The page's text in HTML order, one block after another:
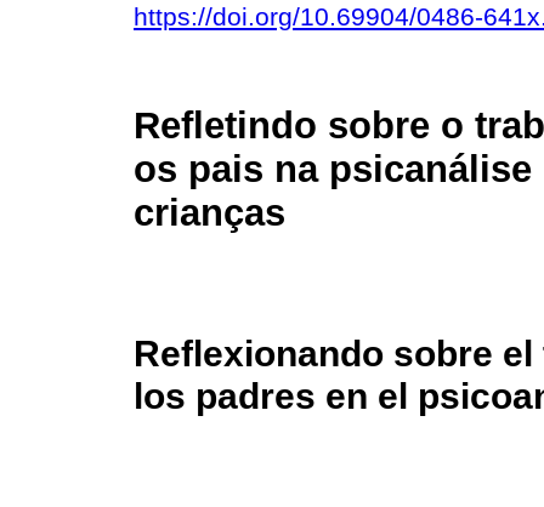
https://doi.org/10.69904/0486-
Refletindo sobre o
os pais na psicanálise
crianças
Reflexionando sobre
los padres en el